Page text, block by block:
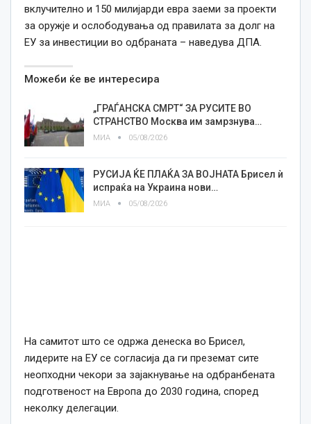
вклучително и 150 милијарди евра заеми за проекти
за оружје и ослободувања од правилата за долг на
ЕУ за инвестиции во одбраната – наведува ДПА.
Можеби ќе ве интересира
„ГРАЃАНСКА СМРТ“ ЗА РУСИТЕ ВО
СТРАНСТВО Москва им замрзнува…
МИА 05/08/2026
РУСИЈА ЌЕ ПЛАЌА ЗА ВОЈНАТА Брисел ѝ
испраќа на Украина нови…
МИА 05/08/2026
На самитот што се одржа денеска во Брисел,
лидерите на ЕУ се согласија да ги преземат сите
неопходни чекори за зајакнување на одбранбената
подготвеност на Европа до 2030 година, според
неколку делегации.